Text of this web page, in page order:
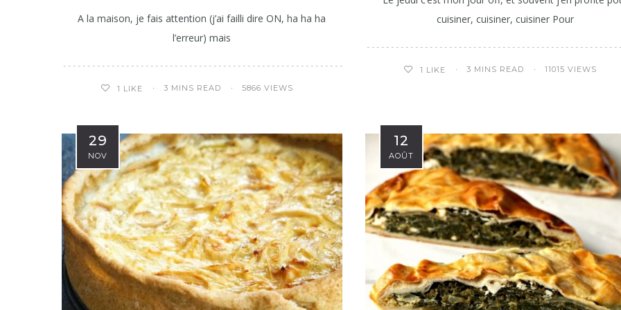
A la maison, je fais attention (j’ai failli dire ON, ha ha ha
l’erreur) mais
1 LIKE 3 MINS READ 5866 VIEWS
cuisiner, cuisiner, cuisiner Pour
1 LIKE 3 MINS READ 11015 VIEWS
29
NOV
12
AOÛT